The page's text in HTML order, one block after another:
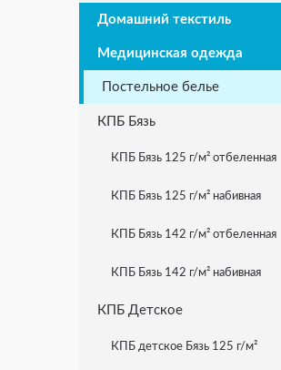
Домашний текстиль
Медицинская одежда
Постельное белье
КПБ Бязь
КПБ Бязь 125 г/м² отбеленная
КПБ Бязь 125 г/м² набивная
КПБ Бязь 142 г/м² отбеленная
КПБ Бязь 142 г/м² набивная
КПБ Детское
КПБ детское Бязь 125 г/м²